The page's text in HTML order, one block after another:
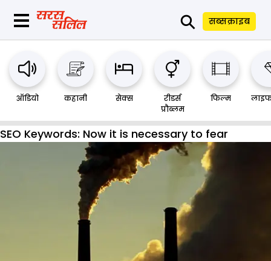
⚲ सब्सक्राइब
ऑडियो कहानी सेक्स
रीडर्स
प्रौब्लम
फिल्म
SEO Keywords: Now it is necessary to fear